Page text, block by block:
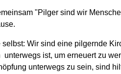
"Pilger sind wir
Wir sind eine pilgernde
ist, um erneuert zu
unterwegs zu sein, sind